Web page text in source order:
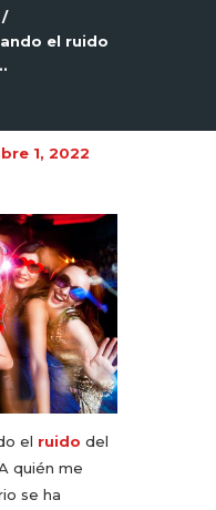
el ruido
1, 2022
el ruido del
quién me
se ha